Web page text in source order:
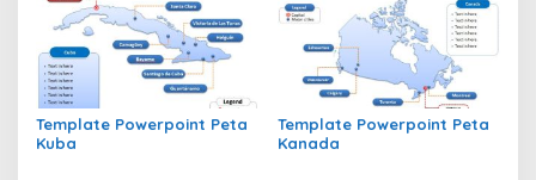
Template Powerpoint Peta
Kuba
Template Powerpoint Peta
Kanada